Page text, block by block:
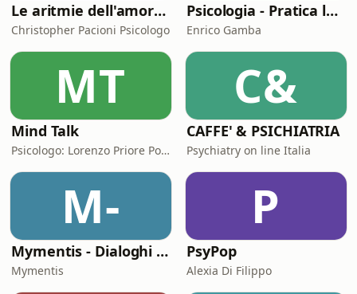
Le aritmie dell'amore. Palpitazioni e tachicardia dei legami affettivi
Christopher Pacioni Psicologo
Psicologia - Pratica la Mente
Enrico Gamba
MT
Mind Talk
Psicologo: Lorenzo Priore Podcaster: Simone Ursi
C&
CAFFE' & PSICHIATRIA
Psychiatry on line Italia
M-
Mymentis - Dialoghi sulla Salute Mentale
Mymentis
P
PsyPop
Alexia Di Filippo